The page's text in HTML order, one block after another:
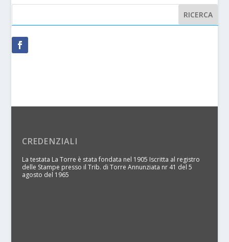
CREDENZIALI
La testata La Torre è stata fondata nel 1905 Iscritta al registro
delle Stampe presso il Trib. di Torre Annunziata nr 41 del 5
agosto del 1965